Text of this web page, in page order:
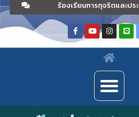
ร้องเรียนการทุจริตและป